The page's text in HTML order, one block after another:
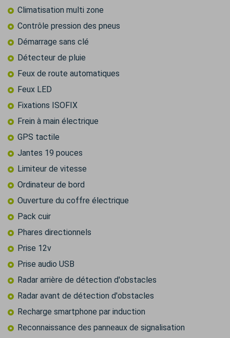
Climatisation multi zone
Contrôle pression des pneus
Démarrage sans clé
Détecteur de pluie
Feux de route automatiques
Feux LED
Fixations ISOFIX
Frein à main électrique
GPS tactile
Jantes 19 pouces
Limiteur de vitesse
Ordinateur de bord
Ouverture du coffre électrique
Pack cuir
Phares directionnels
Prise 12v
Prise audio USB
Radar arrière de détection d'obstacles
Radar avant de détection d'obstacles
Recharge smartphone par induction
Reconnaissance des panneaux de signalisation